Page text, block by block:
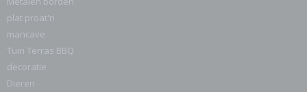
plat proat'n
mancave
Tuin Terras BBQ
decoratie
Dieren